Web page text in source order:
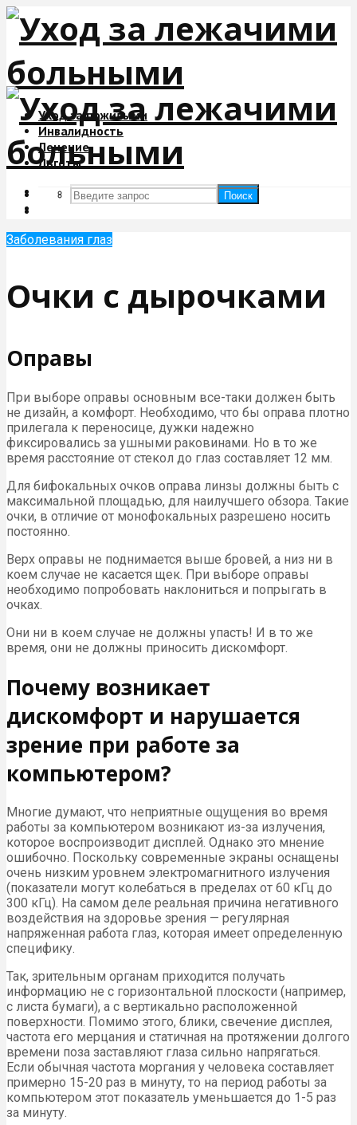
Уход за пожилыми
Инвалидность
Лечение
Льготы
Поиск
Поиск
Заболевания глаз
Очки с дырочками
Оправы
При выборе оправы основным все-таки должен быть
не дизайн, а комфорт. Необходимо, что бы оправа плотно
прилегала к переносице, дужки надежно
фиксировались за ушными раковинами. Но в то же
время расстояние от стекол до глаз составляет 12 мм.
Для бифокальных очков оправа линзы должны быть с
максимальной площадью, для наилучшего обзора. Такие
очки, в отличие от монофокальных разрешено носить
постоянно.
Верх оправы не поднимается выше бровей, а низ ни в
коем случае не касается щек. При выборе оправы
необходимо попробовать наклониться и попрыгать в
очках.
Они ни в коем случае не должны упасть! И в то же
время, они не должны приносить дискомфорт.
Почему возникает
дискомфорт и нарушается
зрение при работе за
компьютером?
Многие думают, что неприятные ощущения во время
работы за компьютером возникают из-за излучения,
которое воспроизводит дисплей. Однако это мнение
ошибочно. Поскольку современные экраны оснащены
очень низким уровнем электромагнитного излучения
(показатели могут колебаться в пределах от 60 кГц до
300 кГц). На самом деле реальная причина негативного
воздействия на здоровье зрения — регулярная
напряженная работа глаз, которая имеет определенную
специфику.
Так, зрительным органам приходится получать
информацию не с горизонтальной плоскости (например,
с листа бумаги), а с вертикально расположенной
поверхности. Помимо этого, блики, свечение дисплея,
частота его мерцания и статичная на протяжении долгого
времени поза заставляют глаза сильно напрягаться.
Если обычная частота моргания у человека составляет
примерно 15-20 раз в минуту, то на период работы за
компьютером этот показатель уменьшается до 1-5 раз
за минуту.